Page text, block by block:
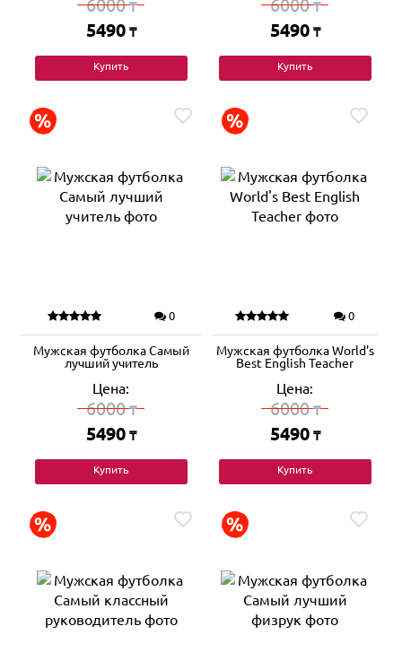
6000₸
5490 ₸
Купить
6000₸
5490 ₸
Купить
0
Мужская футболка Самый
лучший учитель
Цена:
6000₸
5490 ₸
Купить
0
Мужская футболка World's
Best English Teacher
Цена:
6000₸
5490 ₸
Купить